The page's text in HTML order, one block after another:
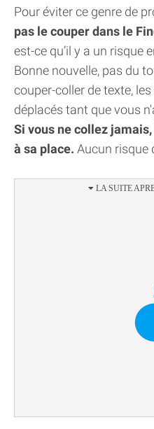
Pour éviter ce genre de
pas le couper dans le
est-ce qu’il y a un risque
Bonne nouvelle, pas du
couper-coller de texte,
déplacés tant que vous
Si vous ne collez
à sa place. Aucun risque